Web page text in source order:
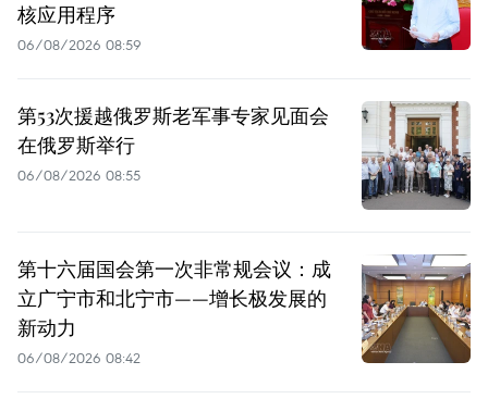
核应用程序
06/08/2026 08:59
第53次援越俄罗斯老军事专家见面会
在俄罗斯举行
06/08/2026 08:55
第十六届国会第一次非常规会议：成
立广宁市和北宁市——增长极发展的
新动力
06/08/2026 08:42